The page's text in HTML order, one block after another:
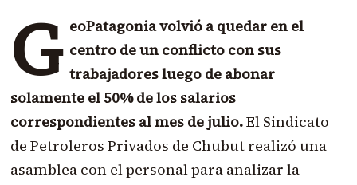
G eoPatagonia volvió a quedar en el
centro de un conflicto con sus
trabajadores luego de abonar
solamente el 50% de los salarios
correspondientes al mes de julio.El Sindicato
de Petroleros Privados de Chubut realizó una
asamblea con el personal para analizar la